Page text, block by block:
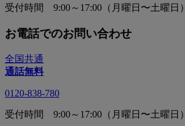
受付時間 9:00～17:00（月曜日〜土曜日）
お電話でのお問い合わせ
全国共通
通話無料
0120-838-780
受付時間 9:00～17:00（月曜日〜土曜日）